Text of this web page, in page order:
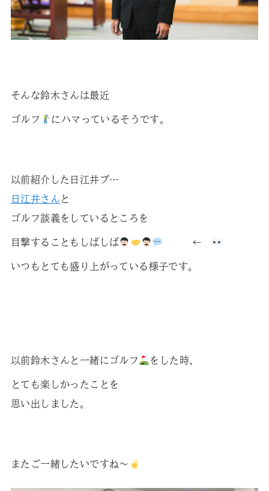
そんな鈴木さんは最近
ゴルフ にハマっているそうです。
以前紹介した日江井プ…
日江井さん と
ゴルフ談義をしているところを
目撃することもしばしば ←
いつもとても盛り上がっている様子です。
以前鈴木さんと一緒にゴルフ をした時、
とても楽しかったことを
思い出しました。
またご一緒したいですね〜